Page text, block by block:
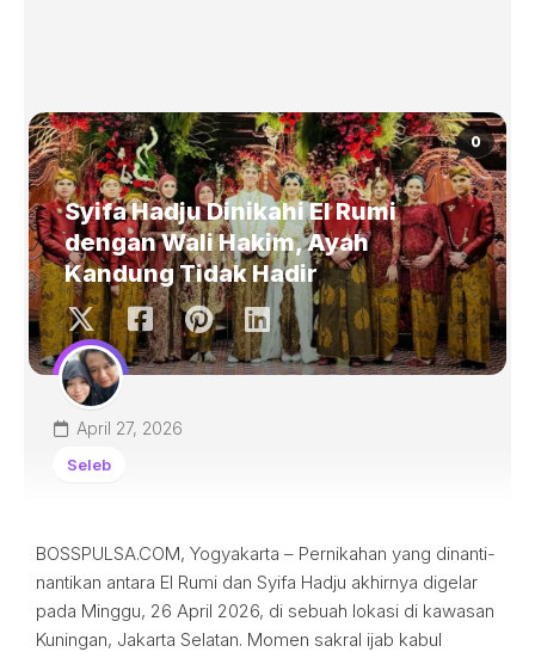
0
Syifa Hadju Dinikahi El Rumi
dengan Wali Hakim, Ayah
Kandung Tidak Hadir
April 27, 2026
Seleb
BOSSPULSA.COM, Yogyakarta – Pernikahan yang dinanti-
nantikan antara El Rumi dan Syifa Hadju akhirnya digelar
pada Minggu, 26 April 2026, di sebuah lokasi di kawasan
Kuningan, Jakarta Selatan. Momen sakral ijab kabul